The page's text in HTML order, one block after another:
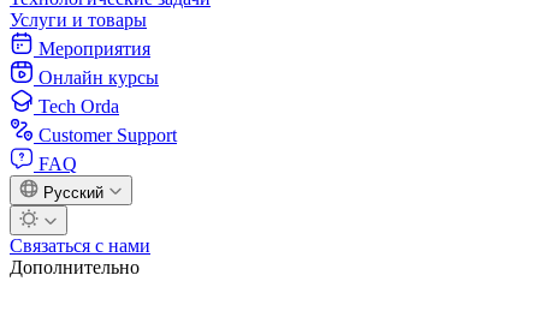
Услуги и товары
Мероприятия
Онлайн курсы
Tech Orda
Customer Support
FAQ
Русский
Связаться с нами
Дополнительно